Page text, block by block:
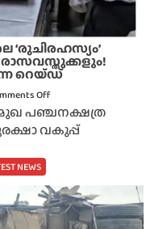
‘രുചിരഹസ്യം’
രാസവസ്തുക്കളും!
റെയ്ഡ്
Off
n
പ
ക്ഷ
ത്ര
ഹോ
പഞ്ചനക്ഷത്ര
വകുപ്പ്
NEWS